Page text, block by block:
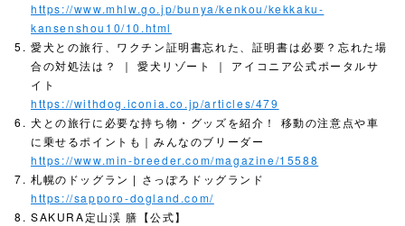
https://www.mhlw.go.jp/bunya/kenkou/kekkaku-
kansenshou10/10.html
愛犬との旅行、ワクチン証明書忘れた、証明書は必要？忘れた場
合の対処法は？ ｜ 愛犬リゾート ｜ アイコニア公式ポータルサ
イト
https://withdog.iconia.co.jp/articles/479
犬との旅行に必要な持ち物・グッズを紹介！ 移動の注意点や車
に乗せるポイントも｜みんなのブリーダー
https://www.min-breeder.com/magazine/15588
札幌のドッグラン | さっぽろドッグランド
https://sapporo-dogland.com/
SAKURA定山渓 膳【公式】